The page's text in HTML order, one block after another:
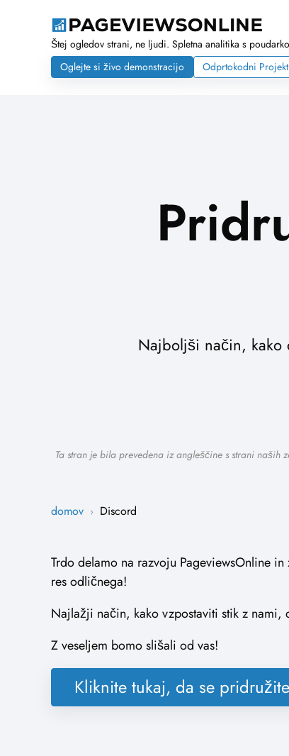
Štej ogledov strani, ne ljudi. Spletna analitika s
Oglejte si živo demonstracijo
Odprtokodni
Najboljši način, kako
Ta stran je bila prevedena iz angleščine s strani naših
domov › Discord
Trdo delamo na razvoju PageviewsOnline
res odličnega!
Najlažji način, kako vzpostaviti stik z
Z veseljem bomo slišali od vas!
Kliknite tukaj, da se